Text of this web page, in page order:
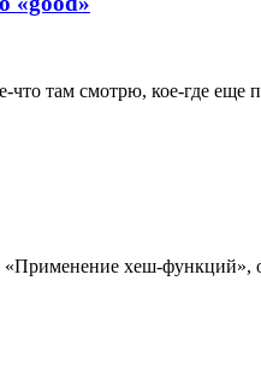
что там смотрю, кое-где
«Применение хеш-